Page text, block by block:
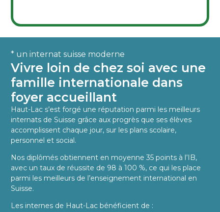
* un internat suisse moderne
Vivre loin de chez soi avec une
famille internationale dans
foyer accueillant
Haut-Lac s’est forgé une réputation parmi les meilleurs
internats de Suisse grâce aux progrès que ses élèves
accomplissent chaque jour, sur les plans scolaire,
personnel et social.
Nos diplômés obtiennent en moyenne 35 points à l’IB,
avec un taux de réussite de 98 à 100 %, ce qui les place
parmi les meilleurs de l’enseignement international en
Suisse.
Les internes de Haut-Lac bénéficient de :